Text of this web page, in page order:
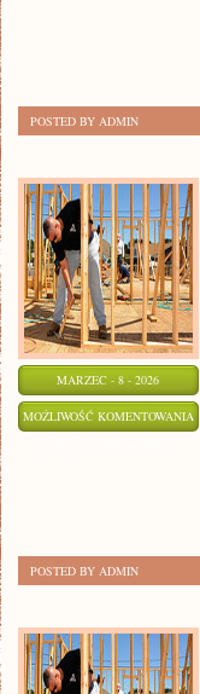
POSTED BY ADMIN
MARZEC - 8 - 2026
MOŻLIWOŚĆ KOMENTOWANIA
POSTED BY ADMIN